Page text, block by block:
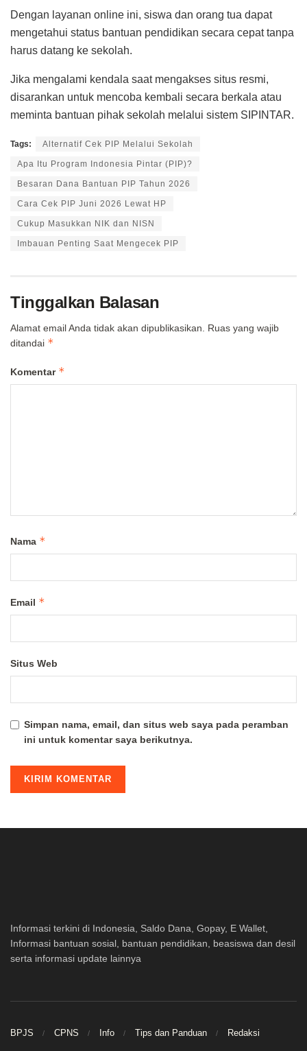
Dengan layanan online ini, siswa dan orang tua dapat
mengetahui status bantuan pendidikan secara cepat tanpa
harus datang ke sekolah.
Jika mengalami kendala saat mengakses situs resmi,
disarankan untuk mencoba kembali secara berkala atau
meminta bantuan pihak sekolah melalui sistem SIPINTAR.
Tags: Alternatif Cek PIP Melalui Sekolah
Apa Itu Program Indonesia Pintar (PIP)?
Besaran Dana Bantuan PIP Tahun 2026
Cara Cek PIP Juni 2026 Lewat HP
Cukup Masukkan NIK dan NISN
Imbauan Penting Saat Mengecek PIP
Tinggalkan Balasan
Alamat email Anda tidak akan dipublikasikan.
Ruas yang wajib
ditandai *
Komentar *
Nama *
Email *
Situs Web
Simpan nama, email, dan situs web saya pada peramban
ini untuk komentar saya berikutnya.
Informasi terkini di Indonesia, Saldo Dana, Gopay, E Wallet,
Informasi bantuan sosial, bantuan pendidikan, beasiswa dan desil
serta informasi update lainnya
BPJS CPNS Info Tips dan Panduan Redaksi